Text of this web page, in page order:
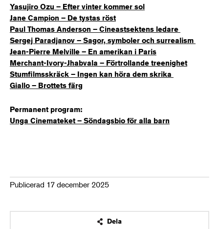
Yasujiro Ozu – Efter vinter kommer sol
Jane Campion – De tystas röst
Paul Thomas Anderson – Cineastsektens ledare
Sergej Paradjanov – Sagor, symboler och surrealism
Jean-Pierre Melville – En amerikan i Paris
Merchant-Ivory-Jhabvala – Förtrollande treenighet
Stumfilmsskräck – Ingen kan höra dem skrika
Giallo – Brottets färg
Permanent program:
Unga Cinemateket – Söndagsbio för alla barn
Publicerad 17 december 2025
Dela